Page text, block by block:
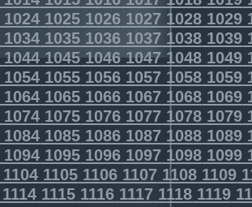
1024 1025 1026 1027 1028 1029
1034 1035 1036 1037 1038 1039
1044 104510461047 1048 1049
1054 1055 1056 1057 1058 1059
1064 1065 1066 1067 1068 1069
1074 1075 1076 1077 1078 1079
1084 1085 1086 1087 1088 1089
1094 1095 1096 1097 1098 1099
1104 1105 1106 1107 1108 1109
1114 1115 1116 1117 1118 1119